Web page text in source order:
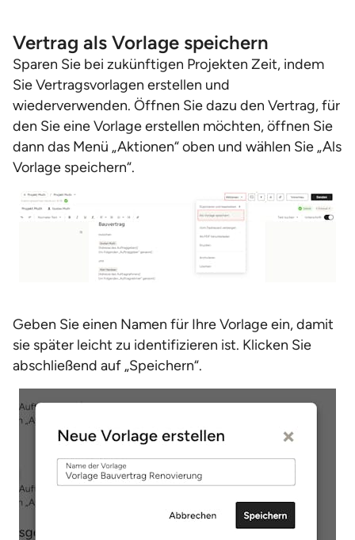
Vertrag als Vorlage speichern
Sparen Sie bei zukünftigen Projekten Zeit, indem
Sie Vertragsvorlagen erstellen und
wiederverwenden. Öffnen Sie dazu den Vertrag, für
den Sie eine Vorlage erstellen möchten, öffnen Sie
dann das Menü „Aktionen“ oben und wählen Sie „Als
Vorlage speichern“.
Geben Sie einen Namen für Ihre Vorlage ein, damit
sie später leicht zu identifizieren ist. Klicken Sie
abschließend auf „Speichern“.